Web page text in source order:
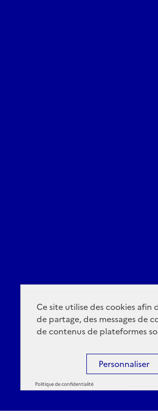
Ce site utilise des cookies afin
de partage, des messages de
de contenus de plateformes
Personnaliser
Politique de confidentialité